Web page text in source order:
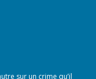
sur un crime qu’il